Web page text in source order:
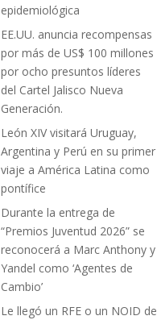
epidemiológica
EE.UU. anuncia recompensas
por más de US$ 100 millones
por ocho presuntos líderes
del Cartel Jalisco Nueva
Generación.
León XIV visitará Uruguay,
Argentina y Perú en su primer
viaje a América Latina como
pontífice
Durante la entrega de
“Premios Juventud 2026” se
reconocerá a Marc Anthony y
Yandel como ‘Agentes de
Cambio’
Le llegó un RFE o un NOID de